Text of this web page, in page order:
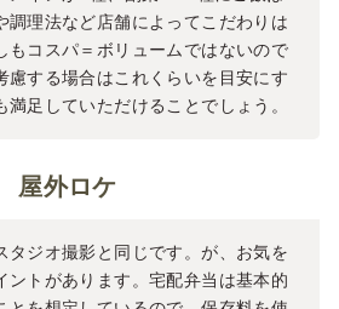
調理法など店舗によってこだわりは
もコスパ＝ボリュームではないので
慮する場合はこれくらいを目安にす
足していただけることでしょう。
屋外ロケ
タジオ撮影と同じです。が、お気を
ントがあります。宅配弁当は基本的